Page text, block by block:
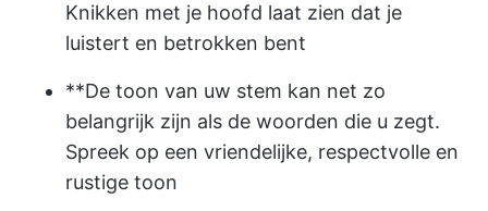
Knikken met je hoofd laat zien dat je
luistert en betrokken bent
**De toon van uw stem kan net zo
belangrijk zijn als de woorden die u zegt.
Spreek op een vriendelijke, respectvolle en
rustige toon